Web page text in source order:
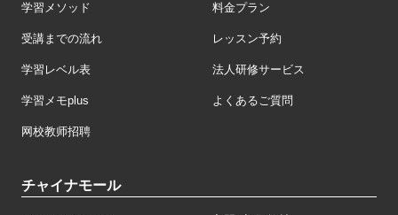
学習メソッド 料金プラン
受講までの流れ レッスン予約
学習レベル表 法人研修サービス
学習メモplus よくあるご質問
网校教师招聘
チャイナモール